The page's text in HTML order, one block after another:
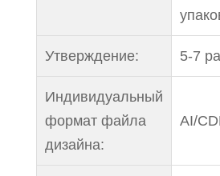
Утверждение: 5-7
Индивидуальный
формат файла
дизайна:
AI/